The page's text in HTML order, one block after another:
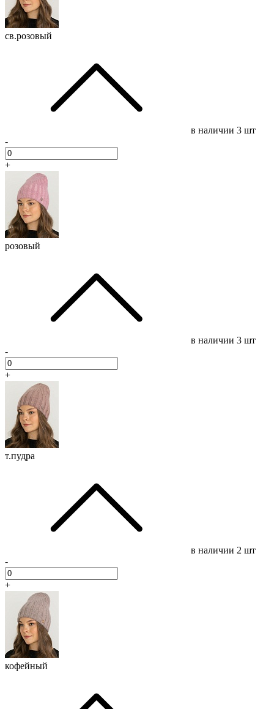
св.розовый
в наличии 3 шт
-
+
розовый
в наличии 3 шт
-
+
т.пудра
в наличии 2 шт
-
+
кофейный